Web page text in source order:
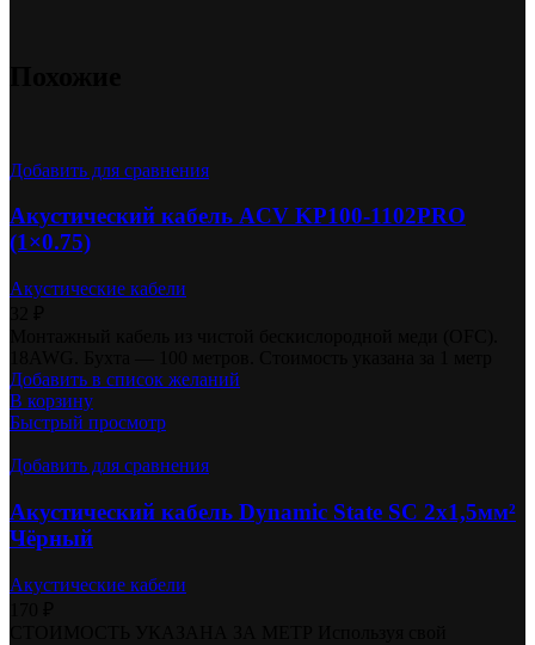
Добавить для сравнения
Акустический кабель ACV KP100-1102PRO
(1×0.75)
Акустические кабели
Добавить в список желаний
В корзину
Быстрый просмотр
Добавить для сравнения
Акустический кабель Dynamic State SC 2х1,5мм²
Чёрный
Акустические кабели